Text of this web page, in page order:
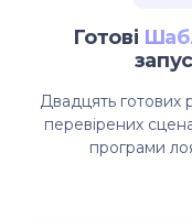
Готові
Двадцять готових
перевірених
програми